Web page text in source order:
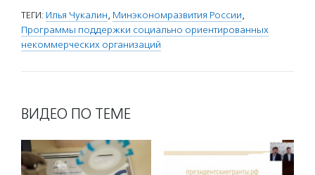
ТЕГИ: Илья Чукалин, Минэкономразвития России,
Программы поддержки социально ориентированных
некоммерческих организаций
ВИДЕО ПО ТЕМЕ